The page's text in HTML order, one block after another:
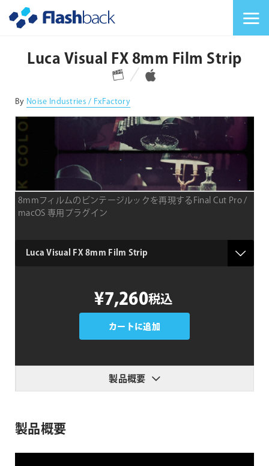
Luca Visual FX 8mm Film Strip
対応プラットフォーム 対応OS
By Noise Industries / FxFactory
8mmフィルムのビンテージルックを再現するFinal Cut Pro /
macOS 専用プラグイン
type
¥7,260税込
カートに追加
製品概要
製品概要